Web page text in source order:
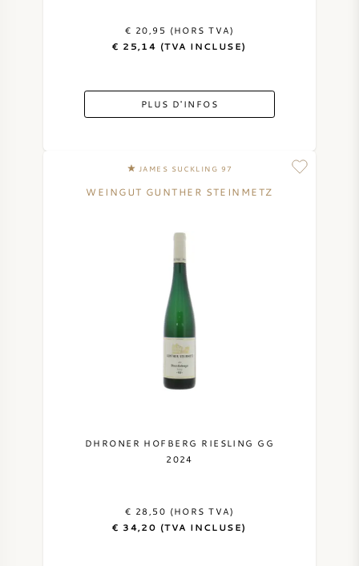
€ 20,95 (HORS TVA)
€ 25,14 (TVA INCLUSE)
PLUS D'INFOS
JAMES SUCKLING 97
WEINGUT GUNTHER STEINMETZ
DHRONER HOFBERG RIESLING GG
2024
€ 28,50 (HORS TVA)
€ 34,20 (TVA INCLUSE)